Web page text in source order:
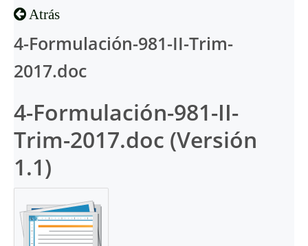
Atrás
4-Formulación-981-II-Trim-
2017.doc
4-Formulación-981-II-
Trim-2017.doc (Versión
1.1)